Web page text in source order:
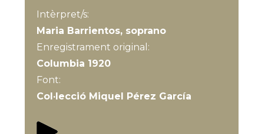
Intèrpret/s:
Maria Barrientos, soprano
Enregistrament original:
Columbia 1920
Font:
Col·lecció Miquel Pérez García